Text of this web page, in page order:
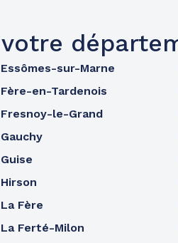
Essômes-sur-Marne
Fère-en-Tardenois
Fresnoy-le-Grand
Gauchy
Guise
Hirson
La Fère
La Ferté-Milon